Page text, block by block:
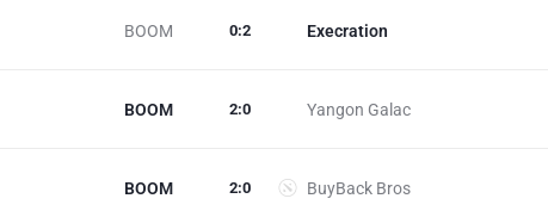
BOOM Execration
0:2
BOOM Yangon Galac
2:0
BOOM BuyBack Bros
2:0